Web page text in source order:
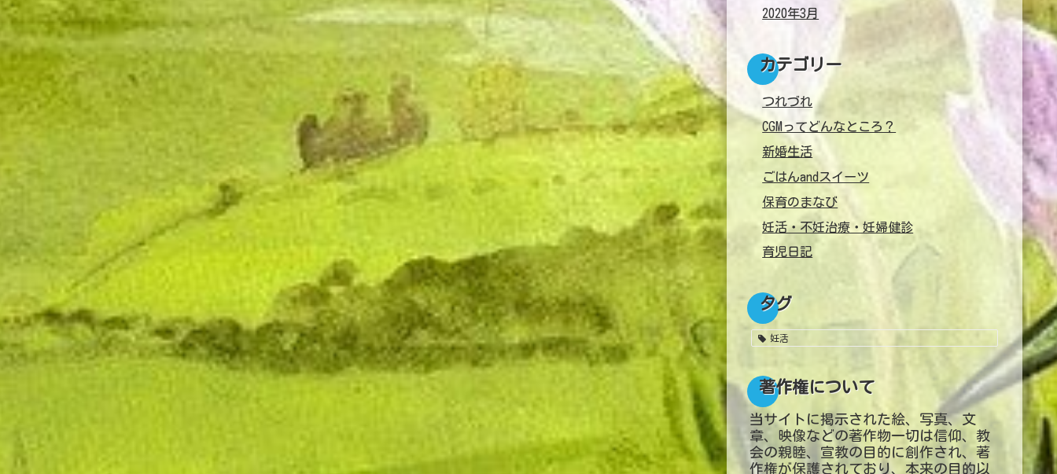
2020年3月
カテゴリー
つれづれ
CGMってどんなところ？
新婚生活
ごはんandスイーツ
保育のまなび
妊活・不妊治療・妊婦健診
育児日記
タグ
妊活
著作権について
当サイトに掲示された絵、写真、文
章、映像などの著作物一切は信仰、教
会の親睦、宣教の目的に創作され、著
作権が保護されており、本来の目的以